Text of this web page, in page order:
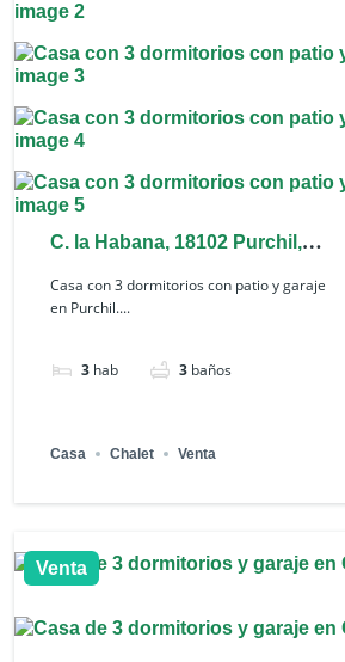
C. la Habana, 18102 Purchil,
Granada, España
Casa con 3 dormitorios con patio y garaje
en Purchil....
3 hab 3 baños
Casa Chalet Venta
Venta